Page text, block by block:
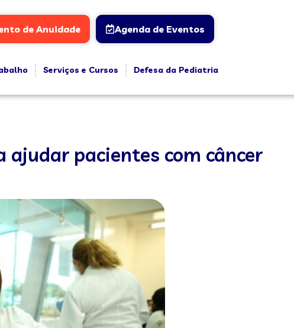
de Anuidade Agenda de Eventos
Serviços e Cursos
Defesa da Pediatria
ajudar pacientes com câncer